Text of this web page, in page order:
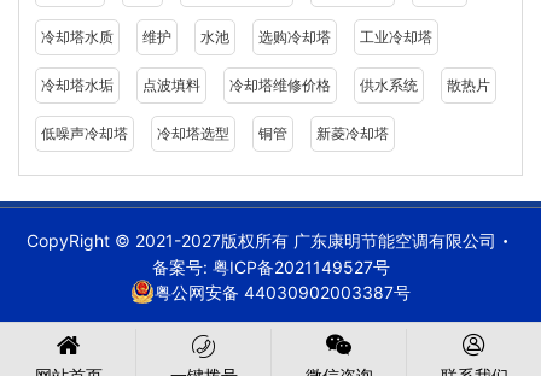
冷却塔水质 维护 水池 选购冷却塔 工业冷却塔
冷却塔水垢 点波填料 冷却塔维修价格 供水系统 散热片
低噪声冷却塔 冷却塔选型 铜管 新菱冷却塔
CopyRight © 2021-2027版权所有 广东康明节能空调有限公司
备案号: 粤ICP备2021149527号
粤公网安备 44030902003387号